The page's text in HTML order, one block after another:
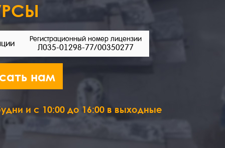
Регистрационный номер лицензии
Л035-01298-77/00350277
нам
и с 10:00 до 16:00 в выходные